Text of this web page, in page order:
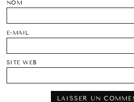
NOM
E-MAIL
SITE WEB